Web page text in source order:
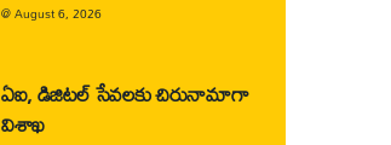
@August 6, 2026
ఏఐ, డిజిటల్ సేవలకు చిరునామాగా
విశాఖ